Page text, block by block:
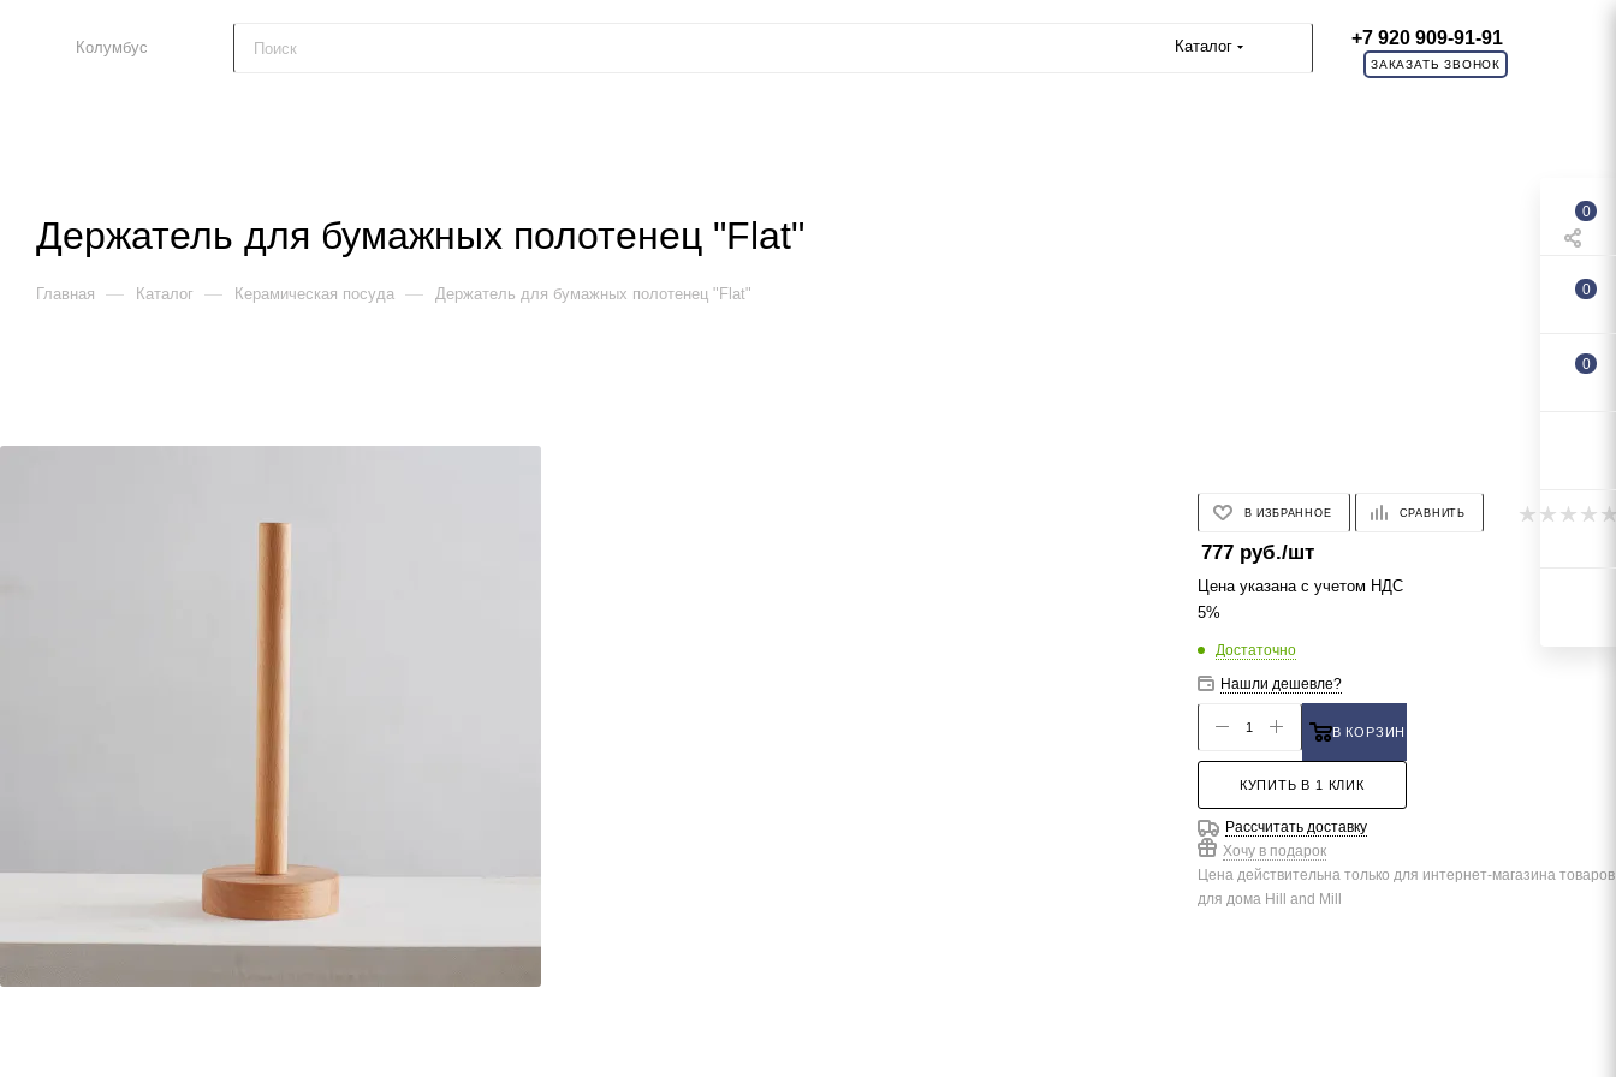
Колумбус Каталог +7 920 909-91-91
ЗАКАЗАТЬ ЗВОНОК
Держатель для бумажных полотенец "Flat"
Главная — Каталог — Керамическая посуда — Держатель для бумажных полотенец "Flat"
В ИЗБРАННОЕ СРАВНИТЬ
777руб./шт
Цена указана с учетом НДС
5%
Достаточно
Нашли дешевле?
В КОРЗИНУ
КУПИТЬ В 1 КЛИК
Рассчитать доставку
Хочу в подарок
Цена действительна только для интернет-магазина товаров
для дома Hill and Mill
0
0
0